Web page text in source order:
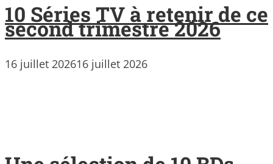
10 Séries TV à retenir de ce
second trimestre 2026
16 juillet 202616 juillet 2026